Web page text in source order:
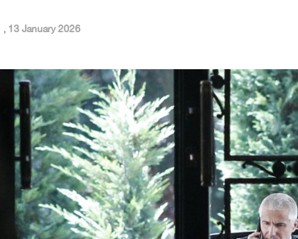
, 13 January 2026